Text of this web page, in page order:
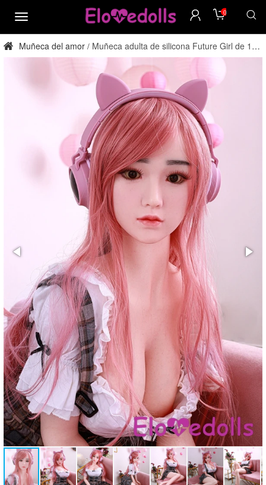
menú
0
Muñeca del amor / Muñeca adulta de silicona Future Girl de 163
cm con copa E, directamente de fábrica.